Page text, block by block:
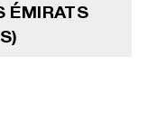
ÉMIRATS